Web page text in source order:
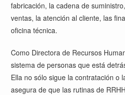
fabricación, la cadena de
ventas, la atención al cliente, las
oficina técnica.
Como Directora de Recursos
sistema de personas que está
Ella no sólo sigue la contratación o
asegura de que las rutinas de